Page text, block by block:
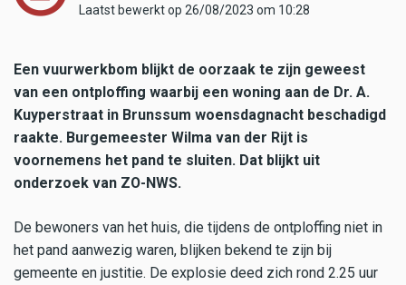
Laatst bewerkt op 26/08/2023 om 10:28
Een vuurwerkbom blijkt de oorzaak te zijn geweest
van een ontploffing waarbij een woning aan de Dr. A.
Kuyperstraat in Brunssum woensdagnacht beschadigd
raakte. Burgemeester Wilma van der Rijt is
voornemens het pand te sluiten. Dat blijkt uit
onderzoek van ZO-NWS.
De bewoners van het huis, die tijdens de ontploffing niet in
het pand aanwezig waren, blijken bekend te zijn bij
gemeente en justitie. De explosie deed zich rond 2.25 uur